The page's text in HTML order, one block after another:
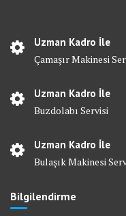
Uzman Kadro İle
Çamaşır Makinesi
Uzman Kadro İle
Buzdolabı Servisi
Uzman Kadro İle
Bulaşık Makinesi
Bilgilendirme